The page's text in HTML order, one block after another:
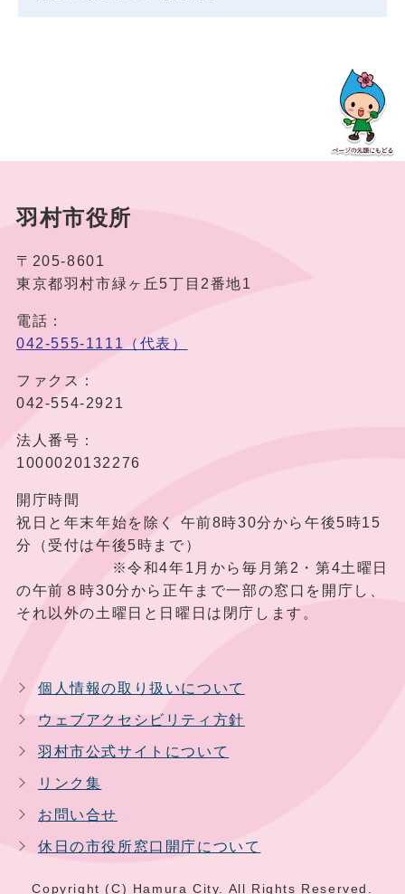
羽村市役所
〒205-8601
東京都羽村市緑ヶ丘5丁目2番地1
電話：
042-555-1111（代表）
ファクス：
042-554-2921
法人番号：
1000020132276
開庁時間
祝日と年末年始を除く 午前8時30分から午後5時15
分（受付は午後5時まで）
※令和4年1月から毎月第2・第4土曜日
の午前８時30分から正午まで一部の窓口を開庁し、
それ以外の土曜日と日曜日は閉庁します。
個人情報の取り扱いについて
ウェブアクセシビリティ方針
羽村市公式サイトについて
リンク集
お問い合せ
休日の市役所窓口開庁について
Copyright (C) Hamura City. All Rights Reserved.